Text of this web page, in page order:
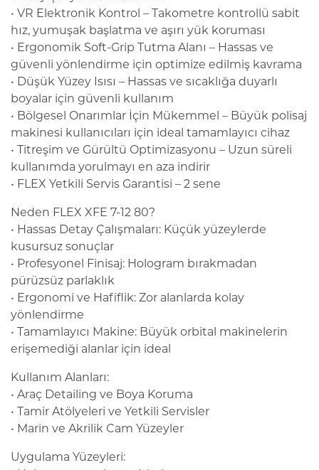
• VR Elektronik Kontrol – Takometre kontrollü sabit
hız, yumuşak başlatma ve aşırı yük koruması
• Ergonomik Soft-Grip Tutma Alanı – Hassas ve
güvenli yönlendirme için optimize edilmiş kavrama
• Düşük Yüzey Isısı – Hassas ve sıcaklığa duyarlı
boyalar için güvenli kullanım
• Bölgesel Onarımlar İçin Mükemmel – Büyük polisaj
makinesi kullanıcıları için ideal tamamlayıcı cihaz
• Titreşim ve Gürültü Optimizasyonu – Uzun süreli
kullanımda yorulmayı en aza indirir
• FLEX Yetkili Servis Garantisi – 2 sene
Neden FLEX XFE 7-12 80?
• Hassas Detay Çalışmaları: Küçük yüzeylerde
kusursuz sonuçlar
• Profesyonel Finisaj: Hologram bırakmadan
pürüzsüz parlaklık
• Ergonomi ve Hafiflik: Zor alanlarda kolay
yönlendirme
• Tamamlayıcı Makine: Büyük orbital makinelerin
erişemediği alanlar için ideal
Kullanım Alanları:
• Araç Detailing ve Boya Koruma
• Tamir Atölyeleri ve Yetkili Servisler
• Marin ve Akrilik Cam Yüzeyler
Uygulama Yüzeyleri: